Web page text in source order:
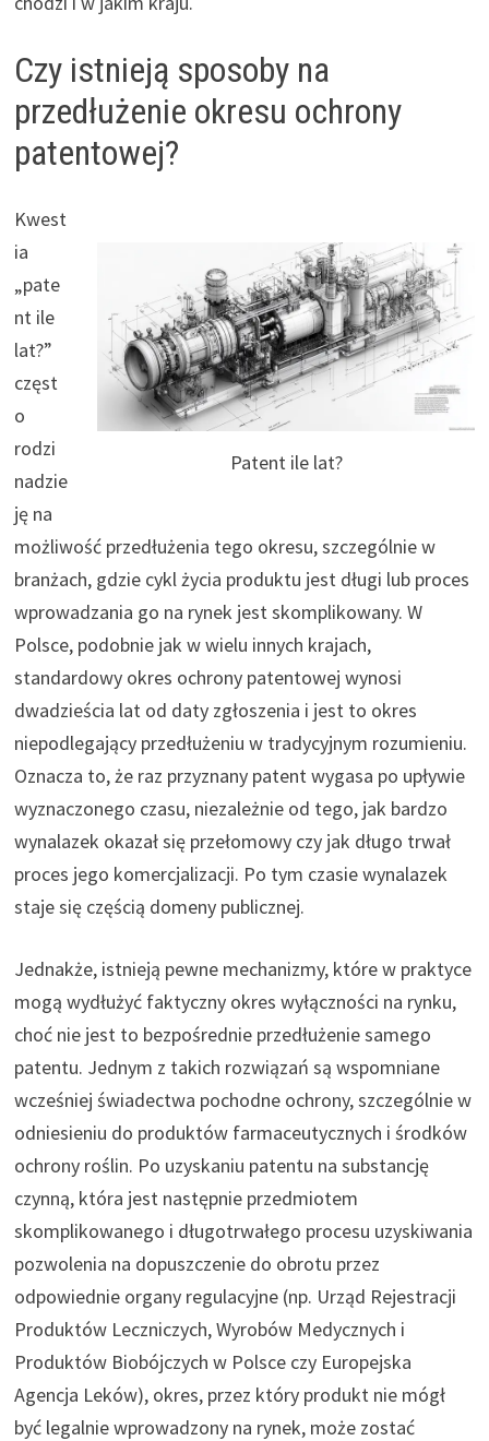
Czy istnieją sposoby na
przedłużenie okresu ochrony
patentowej?
Patent ile lat?
Kwest
ia
„pate
nt ile
lat?”
częst
o
rodzi
nadzie
ję na
możliwość przedłużenia tego okresu, szczególnie w
branżach, gdzie cykl życia produktu jest długi lub proces
wprowadzania go na rynek jest skomplikowany. W
Polsce, podobnie jak w wielu innych krajach,
standardowy okres ochrony patentowej wynosi
dwadzieścia lat od daty zgłoszenia i jest to okres
niepodlegający przedłużeniu w tradycyjnym rozumieniu.
Oznacza to, że raz przyznany patent wygasa po upływie
wyznaczonego czasu, niezależnie od tego, jak bardzo
wynalazek okazał się przełomowy czy jak długo trwał
proces jego komercjalizacji. Po tym czasie wynalazek
staje się częścią domeny publicznej.
Jednakże, istnieją pewne mechanizmy, które w praktyce
mogą wydłużyć faktyczny okres wyłączności na rynku,
choć nie jest to bezpośrednie przedłużenie samego
patentu. Jednym z takich rozwiązań są wspomniane
wcześniej świadectwa pochodne ochrony, szczególnie w
odniesieniu do produktów farmaceutycznych i środków
ochrony roślin. Po uzyskaniu patentu na substancję
czynną, która jest następnie przedmiotem
skomplikowanego i długotrwałego procesu uzyskiwania
pozwolenia na dopuszczenie do obrotu przez
odpowiednie organy regulacyjne (np. Urząd Rejestracji
Produktów Leczniczych, Wyrobów Medycznych i
Produktów Biobójczych w Polsce czy Europejska
Agencja Leków), okres, przez który produkt nie mógł
być legalnie wprowadzony na rynek, może zostać